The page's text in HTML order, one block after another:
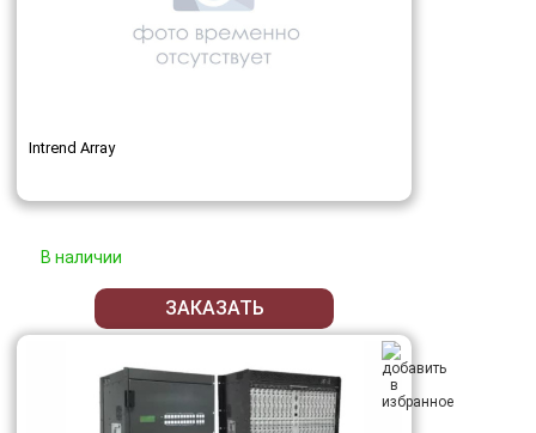
Intrend Array
В наличии
ЗАКАЗАТЬ